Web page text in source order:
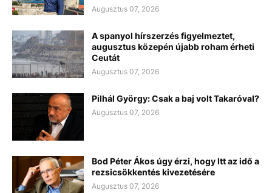
Augusztus 07, 2026
A spanyol hírszerzés figyelmeztet,
augusztus közepén újabb roham érheti
Ceutát
Augusztus 07, 2026
Pilhál György: Csak a baj volt Takaróval?
Augusztus 07, 2026
Bod Péter Ákos úgy érzi, hogy Itt az idő a
rezsicsökkentés kivezetésére
Augusztus 07, 2026